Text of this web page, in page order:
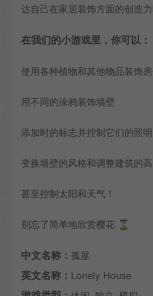
达自己在家居装饰方面的创造力
在我们的小游戏里，你可以：
使用各种植物和其他物品装饰
用不同的涂鸦装饰墙壁
添加时的标志并控制它们的照明
变换墙壁的风格和调整建筑的
甚至控制太阳和天气！
别忘了简单地欣赏樱花 ⌛️
中文名称： 孤屋
英文名称： Lonely House